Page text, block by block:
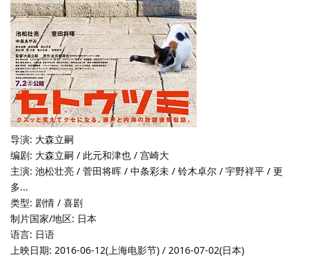
导演: 大森立嗣
编剧: 大森立嗣 / 此元和津也 / 宫崎大
主演: 池松壮亮 / 菅田将晖 / 中条彩未 / 铃木卓尔 / 宇野祥平 / 更
多...
类型: 剧情 / 喜剧
制片国家/地区: 日本
语言: 日语
上映日期: 2016-06-12(上海电影节) / 2016-07-02(日本)